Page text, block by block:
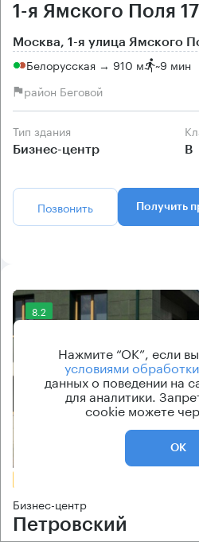
1-я Ямского Поля
Москва, 1-я улица Ямского
Белорусская → 910 м ~9 мин
район Беговой
Тип здания
Бизнес-центр B
Позвонить Получить
8.2
Бизнес-центр
Петровский
Нажмите “ОК”, если
условиями
данных о поведении на
для аналитики.
cookie можете
ОК